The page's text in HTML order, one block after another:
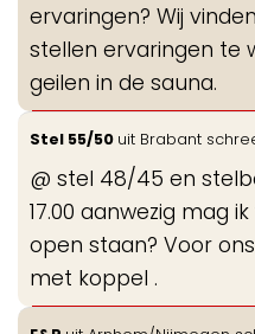
ervaringen? Wij
stellen ervaringen te
geilen in de sauna.
Stel 55/50 uit Brabant
@ stel 48/45 en
17.00 aanwezig mag
open staan? Voor
met koppel .